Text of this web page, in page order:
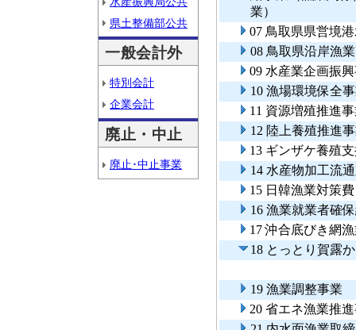
県土整備部公共
一般会計外
特別会計
企業会計
廃止・中止
廃止･中止事業
業）
07 鳥取県県営境
08 鳥取県沿岸漁
09 水産業企画振
10 漁場環境保全
11 資源増殖推進
12 陸上養殖推進
13 ギンザケ養殖
14 水産物加工流
15 日韓漁業対策
16 漁業就業者確
17 沖合底びき網
18 とっとり賀露
19 漁業調整事業
20 省エネ漁業推